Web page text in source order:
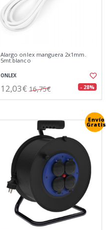
Alargo onlex manguera 2x1mm.
5mt.blanco
ONLEX
12,03€ 16,75€ - 28%
Envío
Gratis